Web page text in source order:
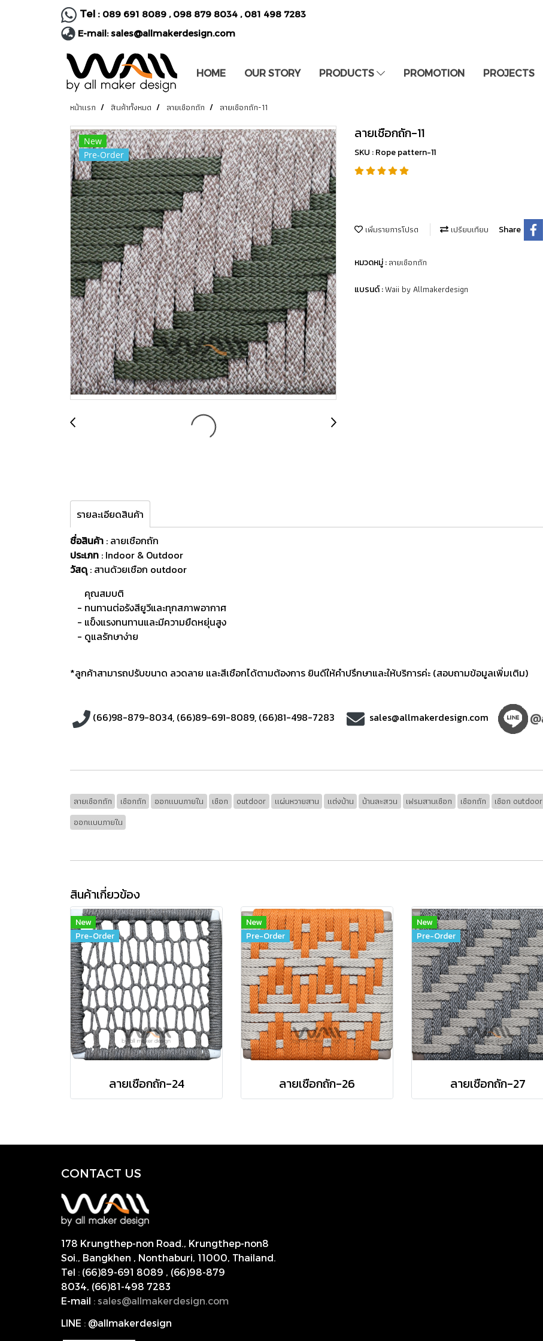
Tel : 089 691 8089 , 098 879 8034 , 081 498 7283
E-mail:sales@allmakerdesign.com
HOME OUR STORY PRODUCTS PROMOTION PROJECTS
หน้าแรก สินค้าทั้งหมด ลายเชือกถัก ลายเชือกถัก-11
New
Pre-Order
ลายเชือกถัก-11
SKU : Rope pattern-11
เพิ่มรายการโปรด เปรียบเทียบ Share
หมวดหมู่ :ลายเชือกถัก
แบรนด์ :Waii by Allmakerdesign
รายละเอียดสินค้า
ชื่อสินค้า : ลายเชือกถัก
ประเภท : Indoor & Outdoor
วัสดุ: สานด้วยเชือก outdoor
คุณสมบติ
- ทนทานต่อรังสียูวีและทุกสภาพอากาศ
- แข็งแรงทนทานและมีความยืดหยุ่นสูง
- ดูแลรักษาง่าย
*ลูกค้าสามารถปรับขนาด ลวดลาย และสีเชือกได้ตามต้องการ ยินดีให้คำปรึกษาและให้บริการค่ะ (สอบถามข้อมูลเพิ่มเติม)
(66)98-879-8034, (66)89-691-8089, (66)81-498-7283 sales@allmakerdesign.com
ลายเชือกถัก เชือกถัก ออกแบบภายใน เชือก outdoor แผ่นหวายสาน แต่งบ้าน บ้านละสวน เฟรมสานเชือก เชือกถัก เชือก outdoor
ออกแบบภายใน
สินค้าเกี่ยวข้อง
New
Pre-Order
ลายเชือกถัก-24
New
Pre-Order
ลายเชือกถัก-26
New
Pre-Order
ลายเชือกถัก-27
CONTACT US
178 Krungthep-non Road., Krungthep-non8
Soi., Bangkhen , Nonthaburi, 11000, Thailand.
Tel : (66)89-691 8089 , (66)98-879
8034, (66)81-498 7283
E-mail : sales@allmakerdesign.com
LINE : @allmakerdesign